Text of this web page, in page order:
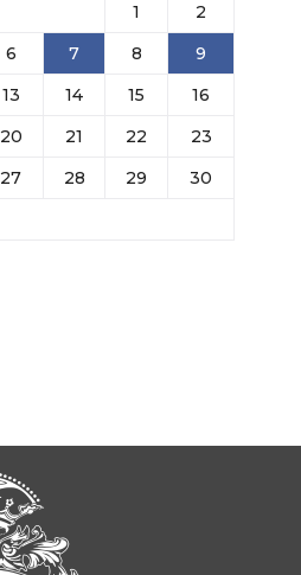
1
2
6 7 8
9
13 14 15
16
20 21 22
23
27 28 29
30